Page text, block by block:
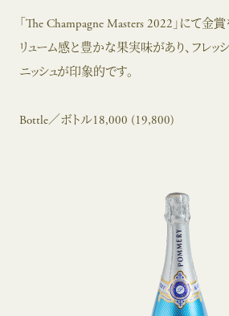
「The Champagne Masters 2022」にて金
リューム感と豊かな果実味があり、フレッシ
ニッシュが印象的です。
Bottle／ボトル18,000 (19,800)